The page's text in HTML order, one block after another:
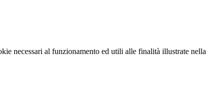
necessari al funzionamento ed utili alle finalità illustrate nella